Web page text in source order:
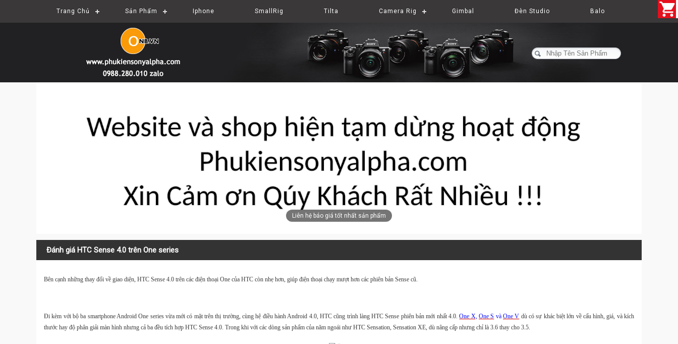
Trang Chủ Sản Phẩm Iphone SmallRig Tilta Camera Rig Gimbal Đèn Studio Balo
Liên hệ báo giá tốt nhất sản phẩm
Đánh giá HTC Sense 4.0 trên One series
Bên cạnh những thay đổi về giao diện, HTC Sense 4.0 trên các điện thoại One của HTC còn nhẹ hơn, giúp điện thoại chạy mượt hơn các phiên bản Sense cũ.
Đi kèm với bộ ba smartphone Android One series vừa mới có mặt trên thị trường, cùng hệ điều hành Android 4.0, HTC cũng trình làng HTC Sense phiên bản mới nhất 4.0.One X, One S và One V dù có sự khác biệt lớn về cấu hình, giá, và kích
thước hay độ phân giải màn hình nhưng cả ba đều tích hợp HTC Sense 4.0. Trong khi với các dòng sản phẩm của năm ngoái như HTC Sensation, Sensation XE, dù nâng cấp nhưng chỉ là 3.6 thay cho 3.5.